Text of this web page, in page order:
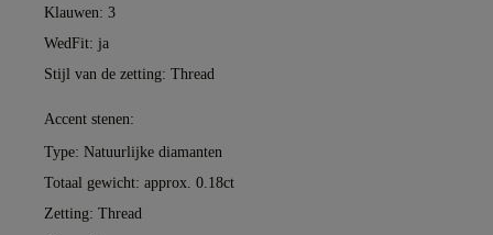
Klauwen: 3
WedFit: ja
Stijl van de zetting: Thread
Accent stenen:
Type: Natuurlijke diamanten
Totaal gewicht: approx. 0.18ct
Zetting: Thread